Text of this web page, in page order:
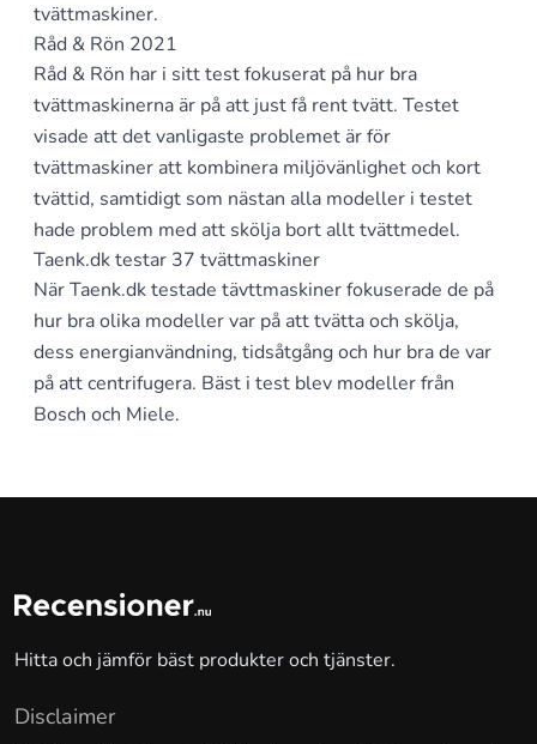
tvättmaskiner.
Råd & Rön 2021
Råd & Rön har i sitt test fokuserat på hur bra
tvättmaskinerna är på att just få rent tvätt. Testet
visade att det vanligaste problemet är för
tvättmaskiner att kombinera miljövänlighet och kort
tvättid, samtidigt som nästan alla modeller i testet
hade problem med att skölja bort allt tvättmedel.
Taenk.dk testar 37 tvättmaskiner
När Taenk.dk testade tävttmaskiner fokuserade de på
hur bra olika modeller var på att tvätta och skölja,
dess energianvändning, tidsåtgång och hur bra de var
på att centrifugera. Bäst i test blev modeller från
Bosch och Miele.
Hitta och jämför bäst produkter och tjänster.
Disclaimer